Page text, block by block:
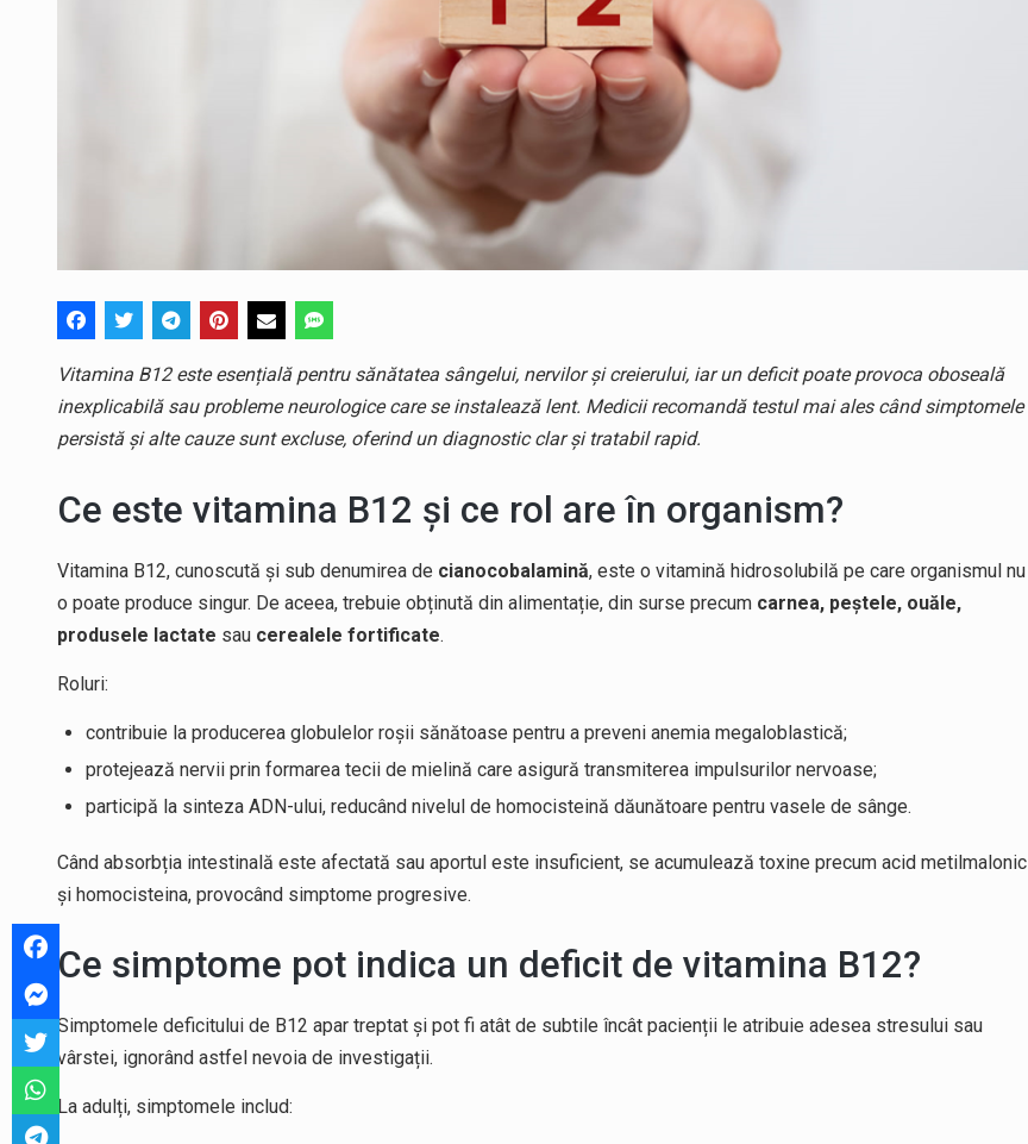
Vitamina B12 este esențială pentru sănătatea sângelui, nervilor și creierului, iar un deficit poate provoca oboseală
inexplicabilă sau probleme neurologice care se instalează lent. Medicii recomandă testul mai ales când simptomele
persistă și alte cauze sunt excluse, oferind un diagnostic clar și tratabil rapid.
Ce este vitamina B12 și ce rol are în organism?
Vitamina B12, cunoscută și sub denumirea de cianocobalamină, este o vitamină hidrosolubilă pe care organismul nu
o poate produce singur. De aceea, trebuie obținută din alimentație, din surse precum carnea, peștele, ouăle,
produsele lactate sau cerealele fortificate.
Roluri:
contribuie la producerea globulelor roșii sănătoase pentru a preveni anemia megaloblastică;
protejează nervii prin formarea tecii de mielină care asigură transmiterea impulsurilor nervoase;
participă la sinteza ADN-ului, reducând nivelul de homocisteină dăunătoare pentru vasele de sânge.
Când absorbția intestinală este afectată sau aportul este insuficient, se acumulează toxine precum acid metilmalonic
și homocisteina, provocând simptome progresive.​
Ce simptome pot indica un deficit de vitamina B12?
Simptomele deficitului de B12 apar treptat și pot fi atât de subtile încât pacienții le atribuie adesea stresului sau
vârstei, ignorând astfel nevoia de investigații.
La adulți, simptomele includ: